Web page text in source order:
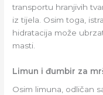
transportu hranjivih
iz tijela. Osim toga,
hidratacija može
masti.
Limun i đumbir za
Osim limuna, odličan